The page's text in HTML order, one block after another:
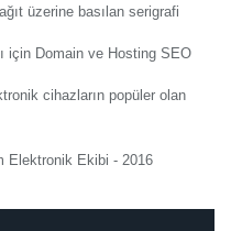
üzerine basılan serigrafi
için Domain ve Hosting SEO
cihazların popüler olan
Elektronik Ekibi - 2016